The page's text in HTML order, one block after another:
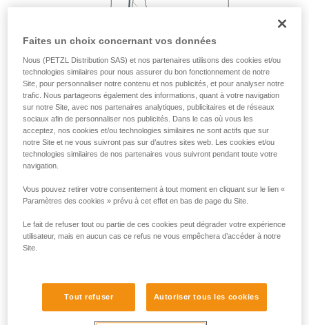
La mobilité est un très bon moyen d’accompagner les
mouvements rapides du grimpeur.
Approchez-vous du mur au moment du clippage, puis
revenez à votre position initiale.
Faites un choix concernant vos données
Nous (PETZL Distribution SAS) et nos partenaires utilisons des cookies et/ou
technologies similaires pour nous assurer du bon fonctionnement de notre
Site, pour personnaliser notre contenu et nos publicités, et pour analyser notre
trafic. Nous partageons également des informations, quant à votre navigation
sur notre Site, avec nos partenaires analytiques, publicitaires et de réseaux
sociaux afin de personnaliser nos publicités. Dans le cas où vous les
acceptez, nos cookies et/ou technologies similaires ne sont actifs que sur
notre Site et ne vous suivront pas sur d’autres sites web. Les cookies et/ou
technologies similaires de nos partenaires vous suivront pendant toute votre
navigation.
Vous pouvez retirer votre consentement à tout moment en cliquant sur le lien «
Paramètres des cookies » prévu à cet effet en bas de page du Site.
Le fait de refuser tout ou partie de ces cookies peut dégrader votre expérience
utilisateur, mais en aucun cas ce refus ne vous empêchera d’accéder à notre
Site.
Tout refuser Autoriser tous les cookies